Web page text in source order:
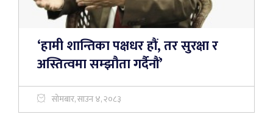
‘हामी शान्तिका पक्षधर हौं, तर सुरक्षा र
अस्तित्वमा सम्झौता गर्दैनौं’
सोमबार, साउन ४, २०८३